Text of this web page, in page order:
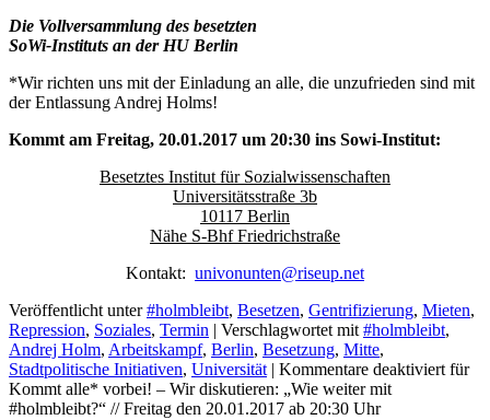
Die Vollversammlung des besetzten
SoWi-Instituts an der HU Berlin
*Wir richten uns mit der Einladung an alle, die unzufrieden sind mit
der Entlassung Andrej Holms!
Kommt am Freitag, 20.01.2017 um 20:30 ins Sowi-Institut:
Besetztes Institut für Sozialwissenschaften
Universitätsstraße 3b
10117 Berlin
Nähe S-Bhf Friedrichstraße
Kontakt: univonunten@riseup.net
Veröffentlicht unter #holmbleibt, Besetzen, Gentrifizierung, Mieten,
Repression, Soziales, Termin | Verschlagwortet mit #holmbleibt,
Andrej Holm, Arbeitskampf, Berlin, Besetzung, Mitte,
Stadtpolitische Initiativen, Universität | Kommentare deaktiviert für
Kommt alle* vorbei! – Wir diskutieren: „Wie weiter mit
#holmbleibt?“ // Freitag den 20.01.2017 ab 20:30 Uhr